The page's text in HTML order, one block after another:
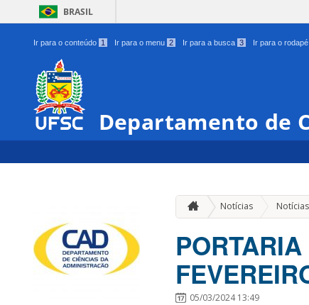
BRASIL
Ir para o conteúdo 1 Ir para o menu 2 Ir para a busca 3 Ir para o rodapé
Departamento de
Notícias Notícias
05/03/2024 13:49